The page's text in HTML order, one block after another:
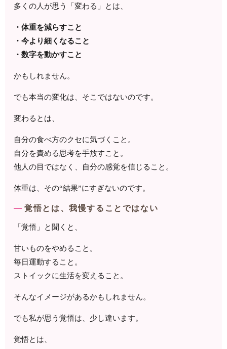
多くの人が思う「変わる」とは、
・体重を減らすこと
・今より細くなること
・数字を動かすこと
かもしれません。
でも本当の変化は、そこではないのです。
変わるとは、
自分の食べ方のクセに気づくこと。
自分を責める思考を手放すこと。
他人の目ではなく、自分の感覚を信じること。
体重は、その“結果”にすぎないのです。
覚悟とは、我慢することではない
「覚悟」と聞くと、
甘いものをやめること。
毎日運動すること。
ストイックに生活を変えること。
そんなイメージがあるかもしれません。
でも私が思う覚悟は、少し違います。
覚悟とは、